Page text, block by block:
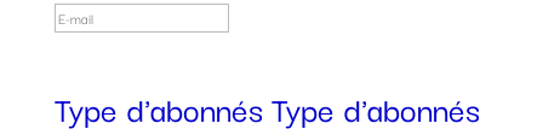
Type d'abonnésType d'abonnés